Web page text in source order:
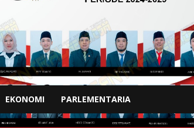
EKONOMI PARLEMENTARIA